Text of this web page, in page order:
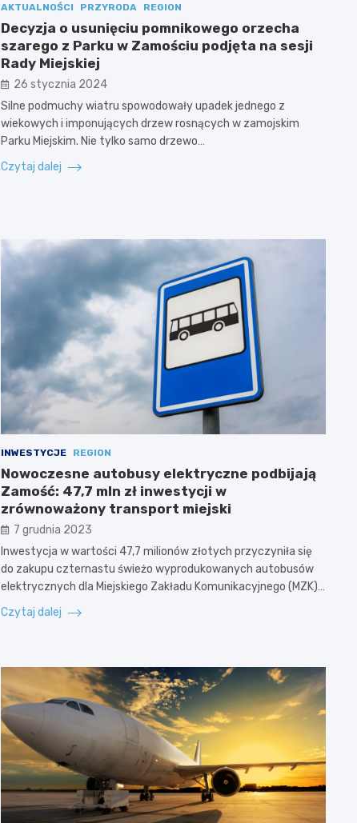
AKTUALNOŚCI PRZYRODA REGION
Decyzja o usunięciu pomnikowego orzecha
szarego z Parku w Zamościu podjęta na sesji
Rady Miejskiej
26 stycznia 2024
Silne podmuchy wiatru spowodowały upadek jednego z
wiekowych i imponujących drzew rosnących w zamojskim
Parku Miejskim. Nie tylko samo drzewo…
Czytaj dalej
INWESTYCJE REGION
Nowoczesne autobusy elektryczne podbijają
Zamość: 47,7 mln zł inwestycji w
zrównoważony transport miejski
7 grudnia 2023
Inwestycja w wartości 47,7 milionów złotych przyczyniła się
do zakupu czternastu świeżo wyprodukowanych autobusów
elektrycznych dla Miejskiego Zakładu Komunikacyjnego (MZK)…
Czytaj dalej